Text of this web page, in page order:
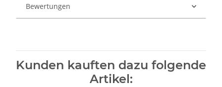
Bewertungen
Kunden kauften dazu folgende
Artikel: